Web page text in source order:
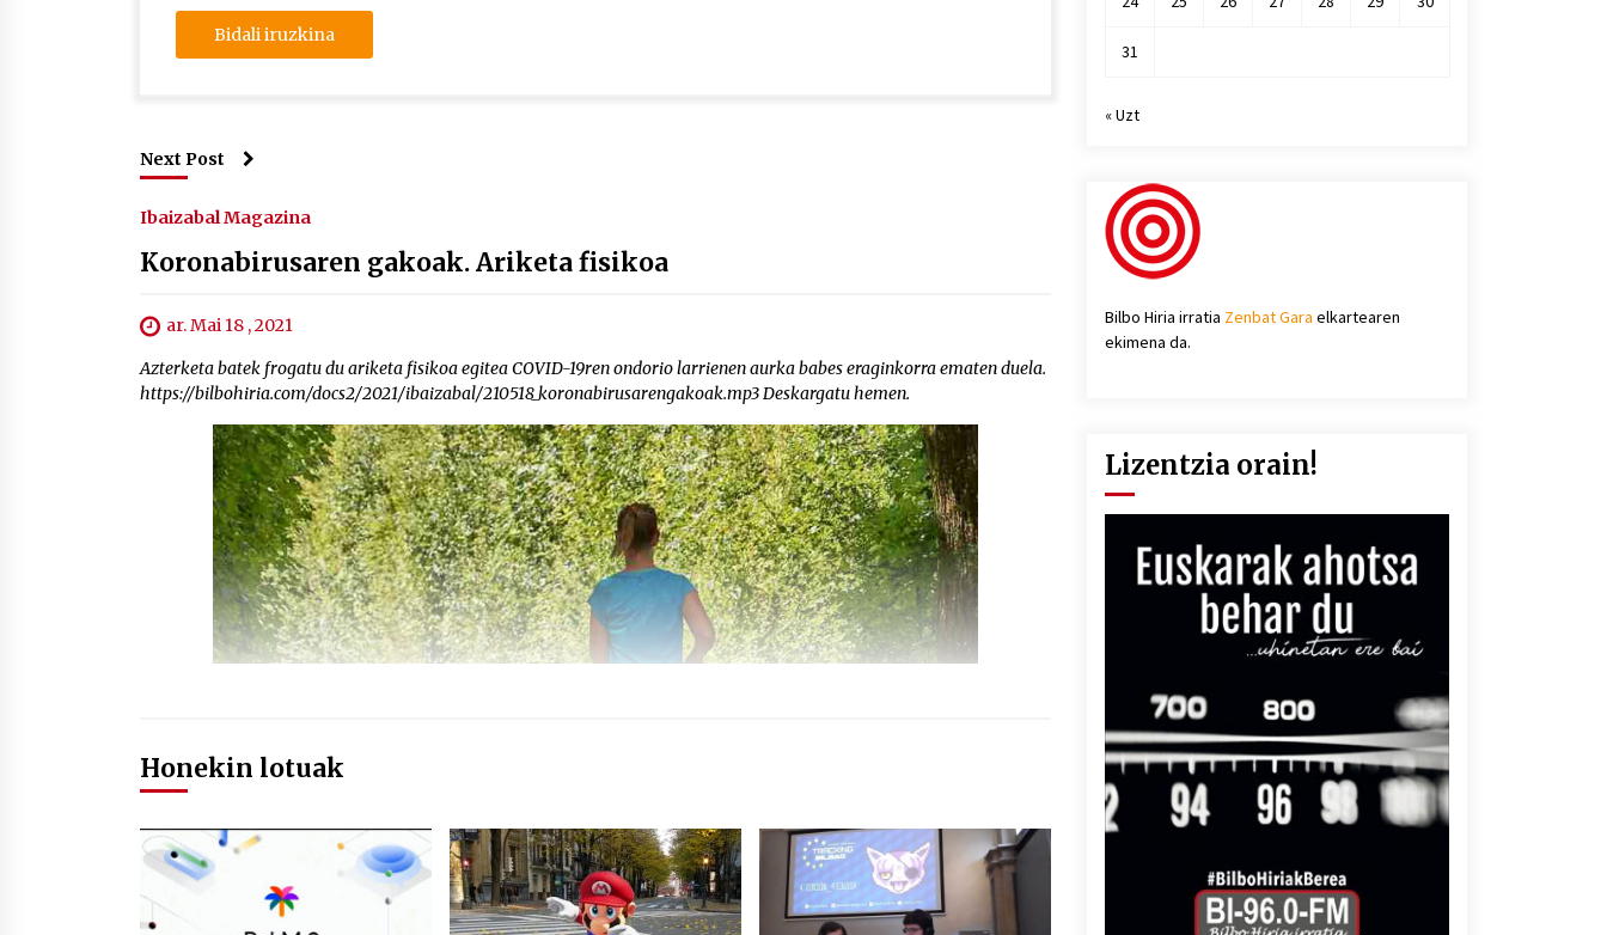
Next Post
Ibaizabal Magazina
Koronabirusaren gakoak. Ariketa fisikoa
ar. Mai 18 , 2021
Azterketa batek frogatu du ariketa fisikoa egitea COVID-19ren ondorio larrienen aurka babes eraginkorra ematen duela.
https://bilbohiria.com/docs2/2021/ibaizabal/210518_koronabirusarengakoak.mp3 Deskargatu hemen.
Honekin lotuak
31
« Uzt
Bilbo Hiria irratia Zenbat Gara elkartearen
ekimena da.
Lizentzia orain!